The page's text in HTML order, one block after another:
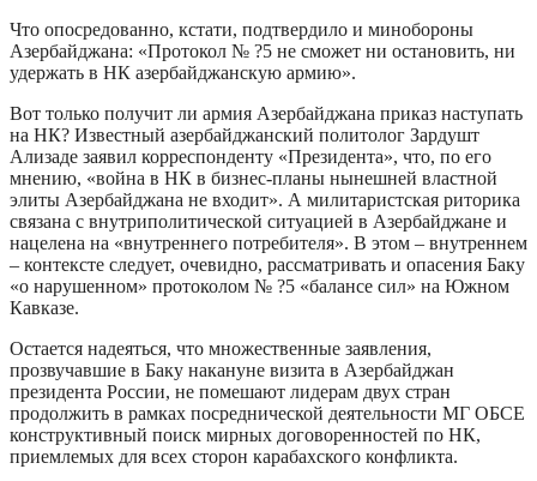
Что опосредованно, кстати, подтвердило и минобороны
Азербайджана: «Протокол № ?5 не сможет ни остановить, ни
удержать в НК азербайджанскую армию».
Вот только получит ли армия Азербайджана приказ наступать
на НК? Известный азербайджанский политолог Зардушт
Ализаде заявил корреспонденту «Президента», что, по его
мнению, «война в НК в бизнес-планы нынешней властной
элиты Азербайджана не входит». А милитаристская риторика
связана с внутриполитической ситуацией в Азербайджане и
нацелена на «внутреннего потребителя». В этом – внутреннем
– контексте следует, очевидно, рассматривать и опасения Баку
«о нарушенном» протоколом № ?5 «балансе сил» на Южном
Кавказе.
Остается надеяться, что множественные заявления,
прозвучавшие в Баку накануне визита в Азербайджан
президента России, не помешают лидерам двух стран
продолжить в рамках посреднической деятельности МГ ОБСЕ
конструктивный поиск мирных договоренностей по НК,
приемлемых для всех сторон карабахского конфликта.